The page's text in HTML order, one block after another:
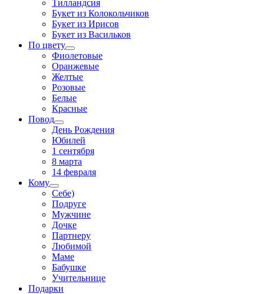
Тилландсия
Букет из Колокольчиков
Букет из Ирисов
Букет из Васильков
По цвету
Фиолетовые
Оранжевые
Желтые
Розовые
Белые
Красные
Повод
День Рождения
Юбилей
1 сентября
8 марта
14 февраля
Кому
Себе)
Подруге
Мужчине
Дочке
Партнеру
Любимой
Маме
Бабушке
Учительнице
Подарки